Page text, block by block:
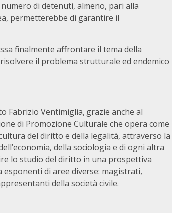
di detenuti, almeno, pari alla
permetterebbe di garantire il
finalmente affrontare il tema della
il problema strutturale ed endemico
Fabrizio Ventimiglia, grazie anche al
di Promozione Culturale che opera come
del diritto e della legalità, attraverso la
della sociologia e di ogni altra
lo studio del diritto in una prospettiva
di aree diverse: magistrati,
della società civile.